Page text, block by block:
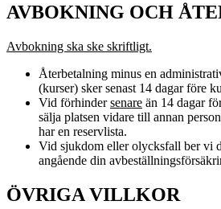
AVBOKNING OCH
Avbokning ska ske skriftligt.
Återbetalning minus en
(kurser) sker senast 14 dagar före
Vid förhindersenare än 14 dagar
sälja platsen vidare till annan
har en reservlista.
Vid sjukdom eller olycksfall ber vi
angående din
ÖVRIGA VILLKOR